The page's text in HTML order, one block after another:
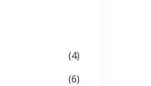
(4)
(6)